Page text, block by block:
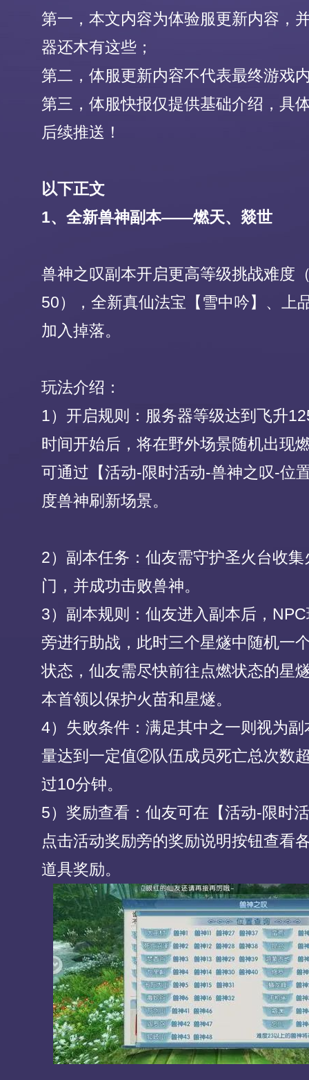
第一，本文内容为体验服更新内容，
器还木有这些；
第二，体服更新内容不代表最终游戏
第三，体服快报仅提供基础介绍，具
后续推送！
以下正文
1、全新兽神副本——燃天、燚世
兽神之叹副本开启更高等级挑战难度
50），全新真仙法宝【雪中吟】、上
加入掉落。
玩法介绍：
1）开启规则：服务器等级达到飞升
时间开始后，将在野外场景随机出现
可通过【活动-限时活动-兽神之叹-位
度兽神刷新场景。
2）副本任务：仙友需守护圣火台收
门，并成功击败兽神。
3）副本规则：仙友进入副本后，
旁进行助战，此时三个星燧中随机一
状态，仙友需尽快前往点燃状态的星
本首领以保护火苗和星燧。
4）失败条件：满足其中之一则视为
量达到一定值②队伍成员死亡总次数
过10分钟。
5）奖励查看：仙友可在【活动-限时
点击活动奖励旁的奖励说明按钮查看
道具奖励。